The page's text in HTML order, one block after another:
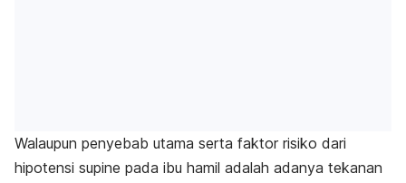
Walaupun penyebab utama serta faktor risiko dari
hipotensi supine pada ibu hamil adalah adanya tekanan